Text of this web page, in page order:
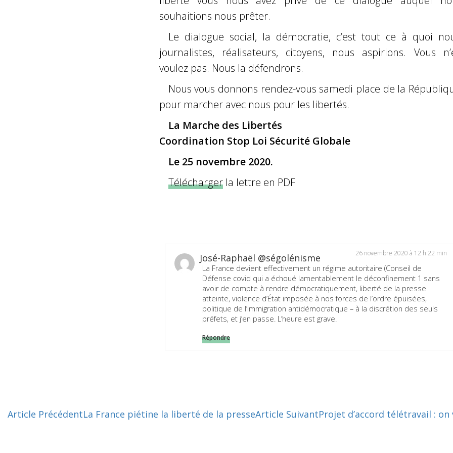
souhaitions nous prêter.
Le dialogue social, la démocratie, c’est tout ce à quoi
journalistes, réalisateurs, citoyens, nous aspirions. Vous
voulez pas. Nous la défendrons.
Nous vous donnons rendez-vous samedi place de la
pour marcher avec nous pour les libertés.
La Marche des Libertés
Coordination Stop Loi Sécurité Globale
Le 25 novembre 2020.
Téléchargerla lettre en PDF
José-Raphaël @ségolénisme 26 novembre 2020 à 12 h 22 min
La France devient effectivement un régime autoritaire (Conseil de
Défense covid qui a échoué lamentablement le déconfinement 1 sans
avoir de compte à rendre démocratiquement, liberté de la presse
atteinte, violence d’État imposée à nos forces de l’ordre épuisées,
politique de l’immigration antidémocratique – à la discrétion des seuls
préfets, et j’en passe. L’heure est grave.
Répondre
Article PrécédentLa France piétine la liberté de la presseArticle SuivantProjet d’accord télétravail :